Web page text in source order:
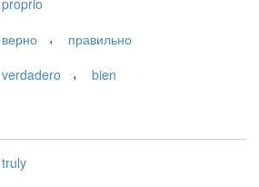
proprio
верно , правильно
verdadero , bien
truly